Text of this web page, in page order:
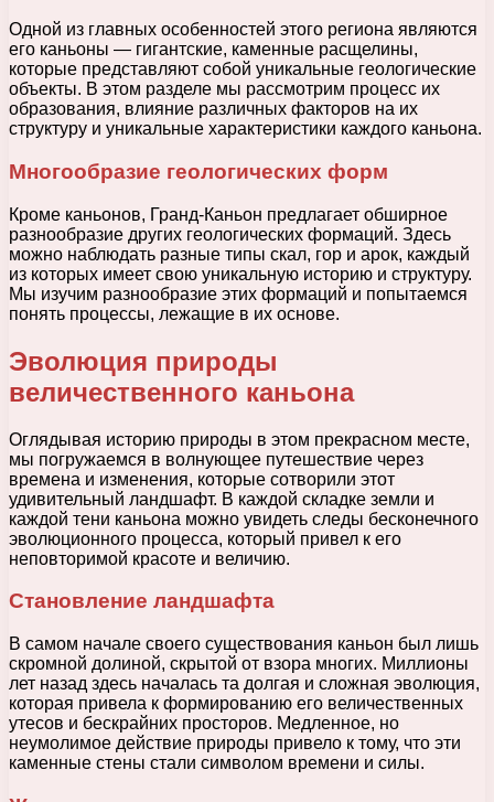
Одной из главных особенностей этого региона являются
его каньоны — гигантские, каменные расщелины,
которые представляют собой уникальные геологические
объекты. В этом разделе мы рассмотрим процесс их
образования, влияние различных факторов на их
структуру и уникальные характеристики каждого каньона.
Многообразие геологических форм
Кроме каньонов, Гранд-Каньон предлагает обширное
разнообразие других геологических формаций. Здесь
можно наблюдать разные типы скал, гор и арок, каждый
из которых имеет свою уникальную историю и структуру.
Мы изучим разнообразие этих формаций и попытаемся
понять процессы, лежащие в их основе.
Эволюция природы
величественного каньона
Оглядывая историю природы в этом прекрасном месте,
мы погружаемся в волнующее путешествие через
времена и изменения, которые сотворили этот
удивительный ландшафт. В каждой складке земли и
каждой тени каньона можно увидеть следы бесконечного
эволюционного процесса, который привел к его
неповторимой красоте и величию.
Становление ландшафта
В самом начале своего существования каньон был лишь
скромной долиной, скрытой от взора многих. Миллионы
лет назад здесь началась та долгая и сложная эволюция,
которая привела к формированию его величественных
утесов и бескрайних просторов. Медленное, но
неумолимое действие природы привело к тому, что эти
каменные стены стали символом времени и силы.